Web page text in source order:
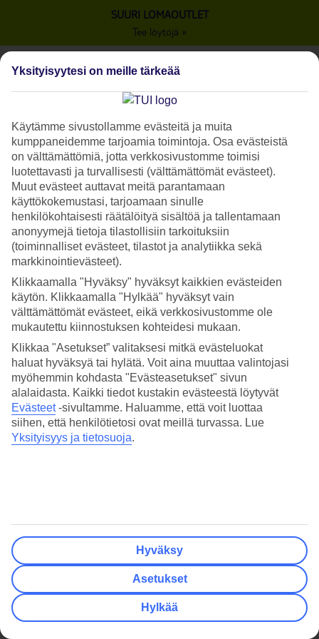
SUURI LOMAOUTLET
Tee löytöjä »
Yksityisyytesi on meille tärkeää
Käytämme sivustollamme evästeitä ja muita
kumppaneidemme tarjoamia toimintoja. Osa evästeistä
on välttämättömiä, jotta verkkosivustomme toimisi
luotettavasti ja turvallisesti (välttämättömät evästeet).
Muut evästeet auttavat meitä parantamaan
käyttökokemustasi, tarjoamaan sinulle
henkilökohtaisesti räätälöityä sisältöä ja tallentamaan
anonyymejä tietoja tilastollisiin tarkoituksiin
(toiminnalliset evästeet, tilastot ja analytiikka sekä
markkinointievästeet).
Klikkaamalla "Hyväksy" hyväksyt kaikkien evästeiden
käytön. Klikkaamalla "Hylkää" hyväksyt vain
välttämättömät evästeet, eikä verkkosivustomme ole
mukautettu kiinnostuksen kohteidesi mukaan.
Klikkaa "Asetukset” valitaksesi mitkä evästeluokat
haluat hyväksyä tai hylätä. Voit aina muuttaa valintojasi
myöhemmin kohdasta "Evästeasetukset" sivun
alalaidasta. Kaikki tiedot kustakin evästeestä löytyvät
Evästeet-sivultamme. Haluamme, että voit luottaa
siihen, että henkilötietosi ovat meillä turvassa. Lue
Yksityisyys ja tietosuoja.
Hyväksy
Asetukset
Hylkää